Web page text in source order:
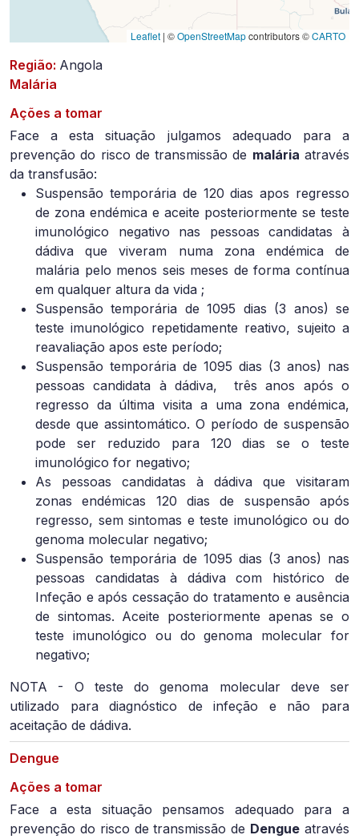
Leaflet | ©OpenStreetMapcontributors ©CARTO
Região: Angola
Malária
Ações a tomar
Face a esta situação julgamos adequado para a
prevenção do risco de transmissão de malária através
da transfusão:
Suspensão temporária de 120 dias apos regresso
de zona endémica e aceite posteriormente se teste
imunológico negativo nas pessoas candidatas à
dádiva que viveram numa zona endémica de
malária pelo menos seis meses de forma contínua
em qualquer altura da vida ;
Suspensão temporária de 1095 dias (3 anos) se
teste imunológico repetidamente reativo, sujeito a
reavaliação apos este período;
Suspensão temporária de 1095 dias (3 anos) nas
pessoas candidata à dádiva,
três anos após o
regresso da última visita a uma zona endémica,
desde que assintomático. O período de suspensão
pode ser reduzido para 120 dias se o teste
imunológico for negativo;
As pessoas candidatas à dádiva que visitaram
zonas endémicas 120 dias de suspensão após
regresso, sem sintomas e teste imunológico ou do
genoma molecular negativo;
Suspensão temporária de 1095 dias (3 anos) nas
pessoas candidatas à dádiva com histórico de
Infeção e após cessação do tratamento e ausência
de sintomas. Aceite posteriormente apenas se o
teste imunológico ou do genoma molecular for
negativo;
NOTA - O teste do genoma molecular deve ser
utilizado para diagnóstico de infeção e não para
aceitação de dádiva.
Dengue
Ações a tomar
Face a esta situação pensamos adequado para a
prevenção do risco de transmissão de Dengue através